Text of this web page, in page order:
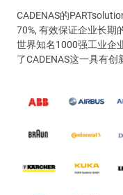
CADENAS的
70%, 有效保证企业长期
世界知名1000强工业企
了CADENAS这一具有创